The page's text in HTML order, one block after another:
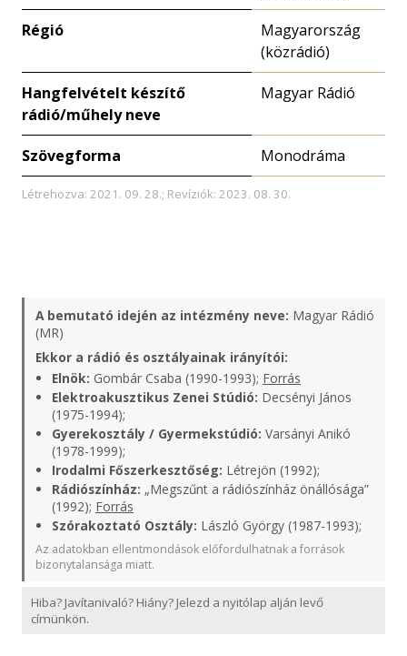
Régió
Magyarország
(közrádió)
Hangfelvételt készítő
rádió/műhely neve
Magyar Rádió
Szövegforma Monodráma
Létrehozva: 2021. 09. 28.; Revíziók: 2023. 08. 30.
A bemutató idején az intézmény neve: Magyar Rádió
(MR)
Ekkor a rádió és osztályainak irányítói:
Elnök: Gombár Csaba (1990-1993); Forrás
Elektroakusztikus Zenei Stúdió: Decsényi János
(1975-1994);
Gyerekosztály / Gyermekstúdió: Varsányi Anikó
(1978-1999);
Irodalmi Főszerkesztőség: Létrejön (1992);
Rádiószínház: „Megszűnt a rádiószínház önállósága”
(1992); Forrás
Szórakoztató Osztály: László György (1987-1993);
Az adatokban ellentmondások előfordulhatnak a források
bizonytalansága miatt.
Hiba? Javítanivaló? Hiány? Jelezd a nyitólap alján levő
címünkön.